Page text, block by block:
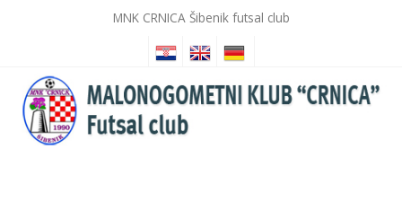
MNK CRNICA Šibenik futsal club